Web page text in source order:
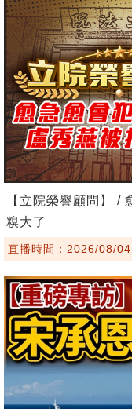
【立院榮譽顧問】 /
糗大了
直播時間：2026/08/